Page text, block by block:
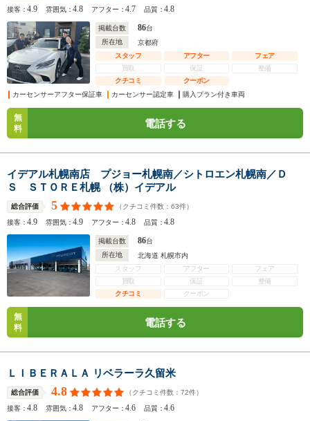
接客：4.9 雰囲気：4.8 アフター：4.7 品質：4.8
掲載台数 86台
所在地
京都府
スタッフ
アフター
フェア
買取
保証
整備
クチコミ
クーポン
カーセンサーアフター保証車
カーセンサー認定車 購入プラン付き車両
無
料
電話する
イデアル札幌南店 プジョー札幌南／シトロエン札幌南／Ｄ
Ｓ ＳＴＯＲＥ札幌 （株）イデアル
総合評価 5 （クチコミ件数： 63件）
接客：4.9 雰囲気：4.9 アフター：4.8 品質：4.8
掲載台数 86台
所在地
北海道 札幌市内
スタッフ
アフター
フェア
買取
保証
整備
クチコミ
クーポン
無
料
電話する
ＬＩＢＥＲＡＬＡ リベラーラ久留米
総合評価 4.8 （クチコミ件数： 72件）
接客：4.8 雰囲気：4.8 アフター：4.6 品質：4.6